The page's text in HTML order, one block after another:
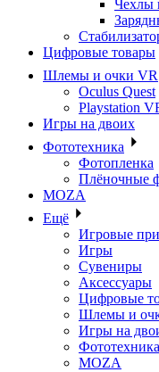
Чехлы
Цифровые товары
Шлемы и очки VR
Oculus Quest
Playstation
Игры на двоих
Фототехника
Фотопленка
Плёночные
MOZA
Ещё
Игровые
Игры
Сувениры
Аксессуары
Цифровые
Шлемы и
Игры на
Фототехника
MOZA